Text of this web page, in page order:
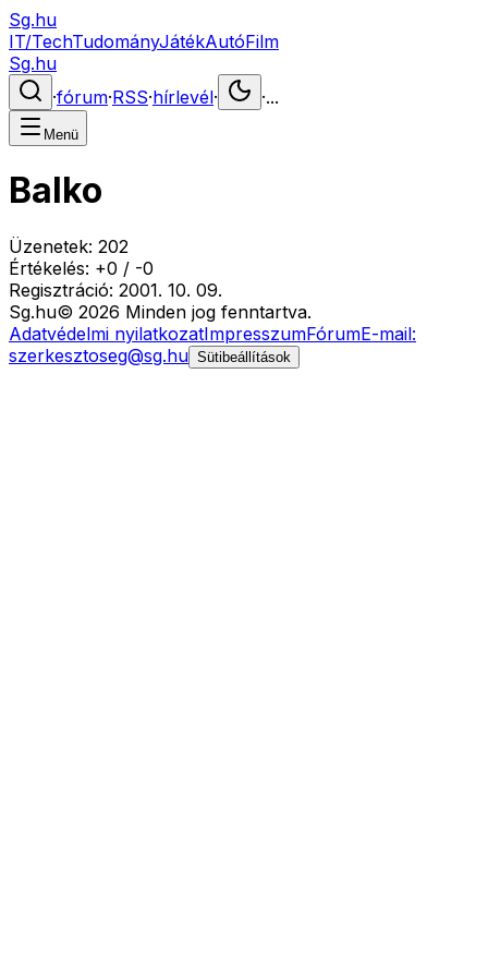
Sg.hu
IT/TechTudományJátékAutóFilm
Sg.hu
·fórum·RSS·hírlevél· ·...
Menü
Balko
Üzenetek: 202
Értékelés: +0 / -0
Regisztráció: 2001. 10. 09.
Sg.hu© 2026 Minden jog fenntartva.
Adatvédelmi nyilatkozatImpresszumFórumE-mail:
szerkesztoseg@sg.hu Sütibeállítások